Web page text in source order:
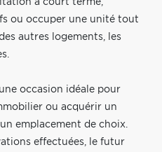
à court terme,
ou occuper une unité tout
autres logements, les
occasion idéale pour
ou acquérir un
emplacement de choix.
effectuées, le futur